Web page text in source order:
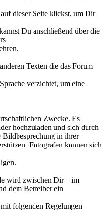
dieser Seite klickst, um Dir
Du anschließend über die
Texten die das Forum
verzichtet, um eine
Zwecke. Es
hochzuladen und sich durch
Bildbesprechung in ihrer
Fotografen können sich
wird zwischen Dir – im
dem Betreiber ein
folgenden Regelungen